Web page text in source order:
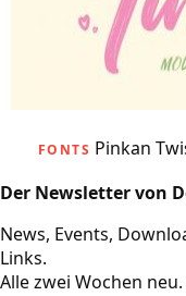
FONTS Pinkan
Der Newsletter von
News, Events,
Links.
Alle zwei Wochen